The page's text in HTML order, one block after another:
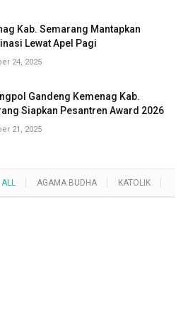
Kab. Semarang Mantapkan
Lewat Apel Pagi
24, 2025
Gandeng Kemenag Kab.
Siapkan Pesantren Award 2026
21, 2025
ALL AGAMA BUDHA KATOLIK